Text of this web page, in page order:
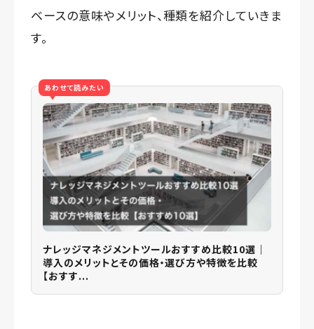
ベースの意味やメリット、種類を紹介していきま
す。
あわせて読みたい
ナレッジマネジメントツールおすすめ比較10選｜
導入のメリットとその価格・選び方や特徴を比較
【おすす...